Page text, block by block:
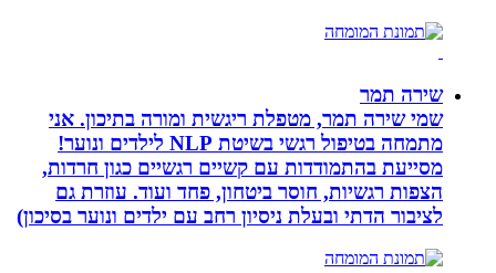
שירה תמר
שמי שירה תמר, מטפלת ריגשית ומורה בתיכון. אני
מתמחה בטיפול רגשי בשיטת NLP לילדים ונוער!
מסייעת בהתמודדות עם קשיים רגשיים כגון חרדות,
הצפות רגשיות, חוסר ביטחון, פחד ועוד. עוזרת גם
לציבור הדתי ובעלת ניסיון רחב עם ילדים ונוער בסיכון)